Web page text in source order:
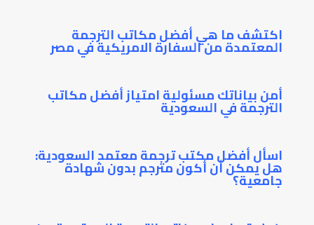
اكتشف ما هي أفضل مكاتب الترجمة
المعتمدة من السفارة الامريكية في مصر
أمن بياناتك مسئولية امتياز أفضل مكاتب
الترجمة في السعودية
اسأل أفضل مكتب ترجمة معتمد السعودية:
هل يمكن أن أكون مترجم بدون شهادة
جامعية؟